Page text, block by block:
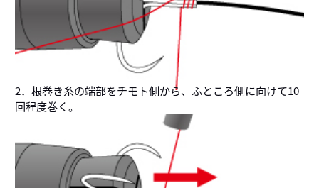
2．根巻き糸の端部をチモト側から、ふところ側に向けて10
回程度巻く。